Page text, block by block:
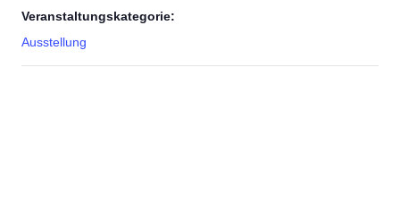
Veranstaltungskategorie:
Ausstellung